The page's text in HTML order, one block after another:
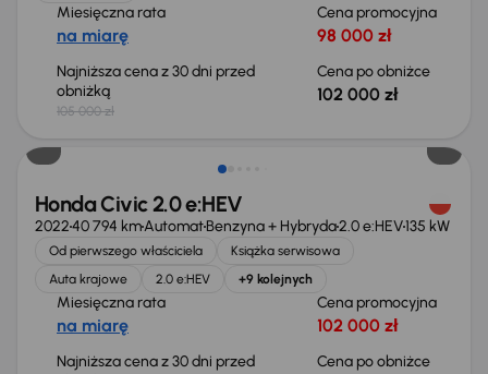
Miesięczna rata
na miarę
Cena promocyjna
98 000 zł
Najniższa cena z 30 dni przed
obniżką
105 000 zł
Cena po obniżce
102 000 zł
Taniej o 2 000 zł
Honda Civic 2.0 e:HEV
202240 794 kmAutomatBenzyna + Hybryda2.0 e:HEV135 kW
Od pierwszego właściciela
Książka serwisowa
Auta krajowe
2.0 e:HEV +9 kolejnych
Miesięczna rata
na miarę
Cena promocyjna
102 000 zł
Najniższa cena z 30 dni przed
Cena po obniżce